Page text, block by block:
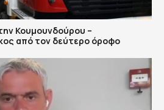
Κουμουνδούρου –
από τον δεύτερο όροφο